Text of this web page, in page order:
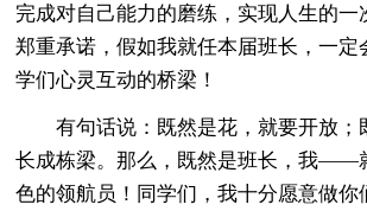
完成对自己能力的磨练，实现人生的一
郑重承诺，假如我就任本届班长，一定
学们心灵互动的桥梁！
有句话说：既然是花，就要开放；
长成栋梁。那么，既然是班长，我——
色的领航员！同学们，我十分愿意做你